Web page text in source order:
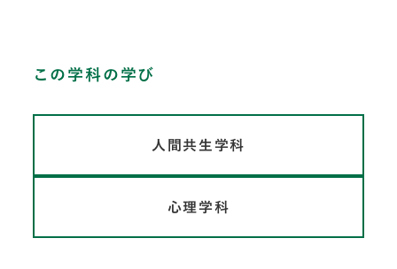
この学科の学び
人間共生学科
心理学科